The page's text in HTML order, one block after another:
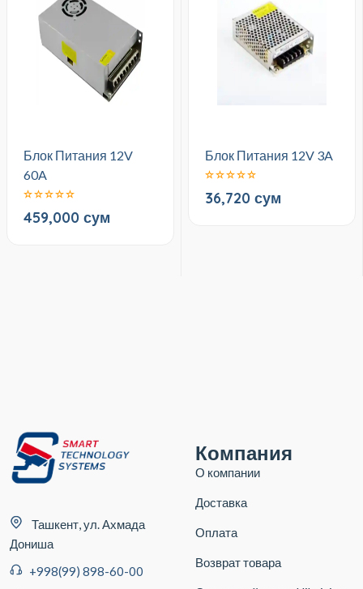
Блок Питания 12V
60A
459,000 сум
Блок Питания 12V 3A
36,720 сум
Ташкент, ул. Ахмада
Дониша
+998(99) 898-60-00
Компания
О компании
Доставка
Оплата
Возврат товара